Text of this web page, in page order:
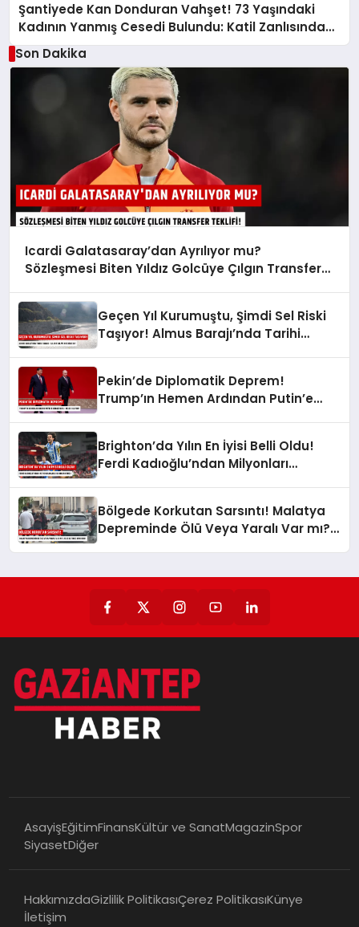
Şantiyede Kan Donduran Vahşet! 73 Yaşındaki
Kadının Yanmış Cesedi Bulundu: Katil Zanlısından
Akılalmaz İfade
Son Dakika
Icardi Galatasaray’dan Ayrılıyor mu?
Sözleşmesi Biten Yıldız Golcüye Çılgın Transfer
Geçen Yıl Kurumuştu, Şimdi Sel Riski
Taşıyor! Almus Barajı’nda Tarihi
Pekin’de Diplomatik Deprem!
Trump’ın Hemen Ardından Putin’e
Brighton’da Yılın En İyisi Belli Oldu!
Ferdi Kadıoğlu’ndan Milyonları
Bölgede Korkutan Sarsıntı! Malatya
Depreminde Ölü Veya Yaralı Var mı?
AsayişEğitimFinansKültür ve SanatMagazinSpor
SiyasetDiğer
HakkımızdaGizlilik PolitikasıÇerez PolitikasıKünye
İletişim